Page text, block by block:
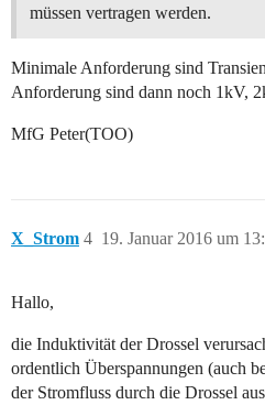
müssen vertragen werden.
Minimale Anforderung sind
Anforderung sind dann noch 1kV,
MfG Peter(TOO)
X_Strom 19. Januar 2016 um
4
Hallo,
die Induktivität der Drossel
ordentlich Überspannungen (auch
der Stromfluss durch die Drossel